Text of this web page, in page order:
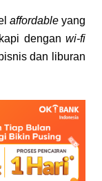
affordable yang
dengan wi-fi
dan liburan